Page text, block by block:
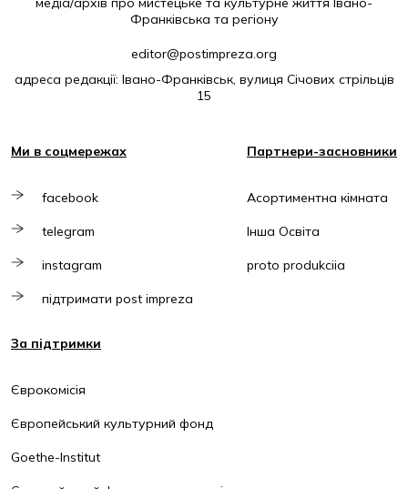
Франківська та регіону
editor@postimpreza.org
адреса редакції: Івано-Франківськ, вулиця Січових стрільців
15
Ми в соцмережах
facebook
telegram
instagram
підтримати post impreza
Партнери-засновники
Асортиментна кімната
Інша Освіта
proto produkciia
За підтримки
Єврокомісія
Європейський культурний фонд
Goethe-Institut